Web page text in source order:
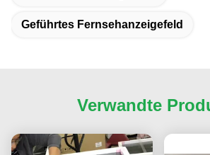
Geführtes Fernsehanzeigefeld
Verwandte